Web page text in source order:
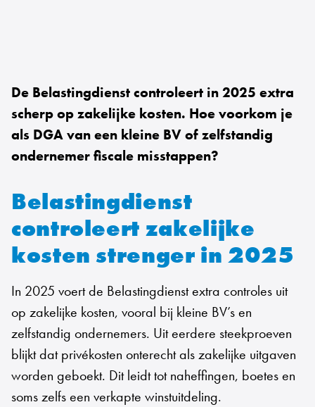
De Belastingdienst controleert in 2025 extra
scherp op zakelijke kosten. Hoe voorkom je
als DGA van een kleine BV of zelfstandig
ondernemer fiscale misstappen?
Belastingdienst
controleert zakelijke
kosten strenger in 2025
In 2025 voert de Belastingdienst extra controles uit
op zakelijke kosten, vooral bij kleine BV’s en
zelfstandig ondernemers. Uit eerdere steekproeven
blijkt dat privékosten onterecht als zakelijke uitgaven
worden geboekt. Dit leidt tot naheffingen, boetes en
soms zelfs een verkapte winstuitdeling.